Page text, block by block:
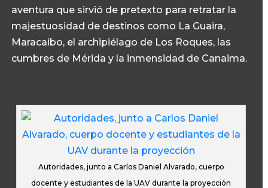
aventura que sirvió de pretexto para retratar la
majestuosidad de destinos como La Guaira,
Maracaibo, el archipiélago de Los Roques, las
cumbres de Mérida y la inmensidad de Canaima.
Autoridades, junto a Carlos Daniel Alvarado, cuerpo
docente y estudiantes de la UAV durante la proyección